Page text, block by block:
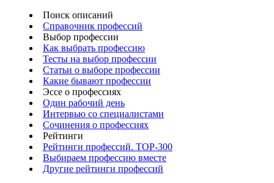
Поиск описаний
Справочник профессий
Выбор профессии
Как выбрать профессию
Тесты на выбор профессии
Статьи о выборе профессии
Какие бывают профессии
Эссе о профессиях
Один рабочий день
Интервью со специалистами
Сочинения о профессиях
Рейтинги
Рейтинги профессий. TOP-300
Выбираем профессию вместе
Другие рейтинги профессий